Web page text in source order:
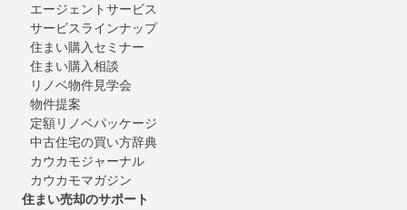
エージェントサービス
サービスラインナップ
住まい購入セミナー
住まい購入相談
リノベ物件見学会
物件提案
定額リノベパッケージ
中古住宅の買い方辞典
カウカモジャーナル
カウカモマガジン
住まい売却のサポート